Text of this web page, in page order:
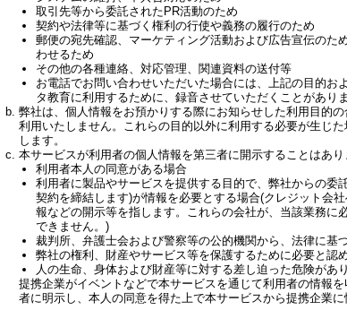
取引先等から委託されたPR活動のため
契約や法律等に基づく権利の行使や義務の履行のため
郵便の宛先確認、マーケティング活動および広告宣伝のた
わせるため
その他の各種連絡、対応管理、関連資料の送付等
お電話でお問い合わせいただいた場合には、上記の目的お
タ教育に利用するために、録音させていただくことがありま
弊社は、個人情報をお預かりする際にお知らせした利用目的
利用いたしません。これらの目的以外に利用する必要が生じ
します。
本サービスが利用者の個人情報を第三者に開示することはあ
利用者本人の同意がある場合
利用者に製品やサービスを提供する目的で、弊社からの委
契約を締結します)が情報を必要とする場合(クレジット会
報などの開示等を指します。これらの会社が、当該業務に
できません。)
裁判所、弁護士会および警察等の公的機関から、法律に基
弊社の権利、財産やサービス等を保護するために必要と認
人の生命、身体および財産等に対する差し迫った危険があ
提携企業がイベントなどで本サービスを通じて利用者の情報
者に明示し、本人の同意を得た上で本サービスから提携企業に